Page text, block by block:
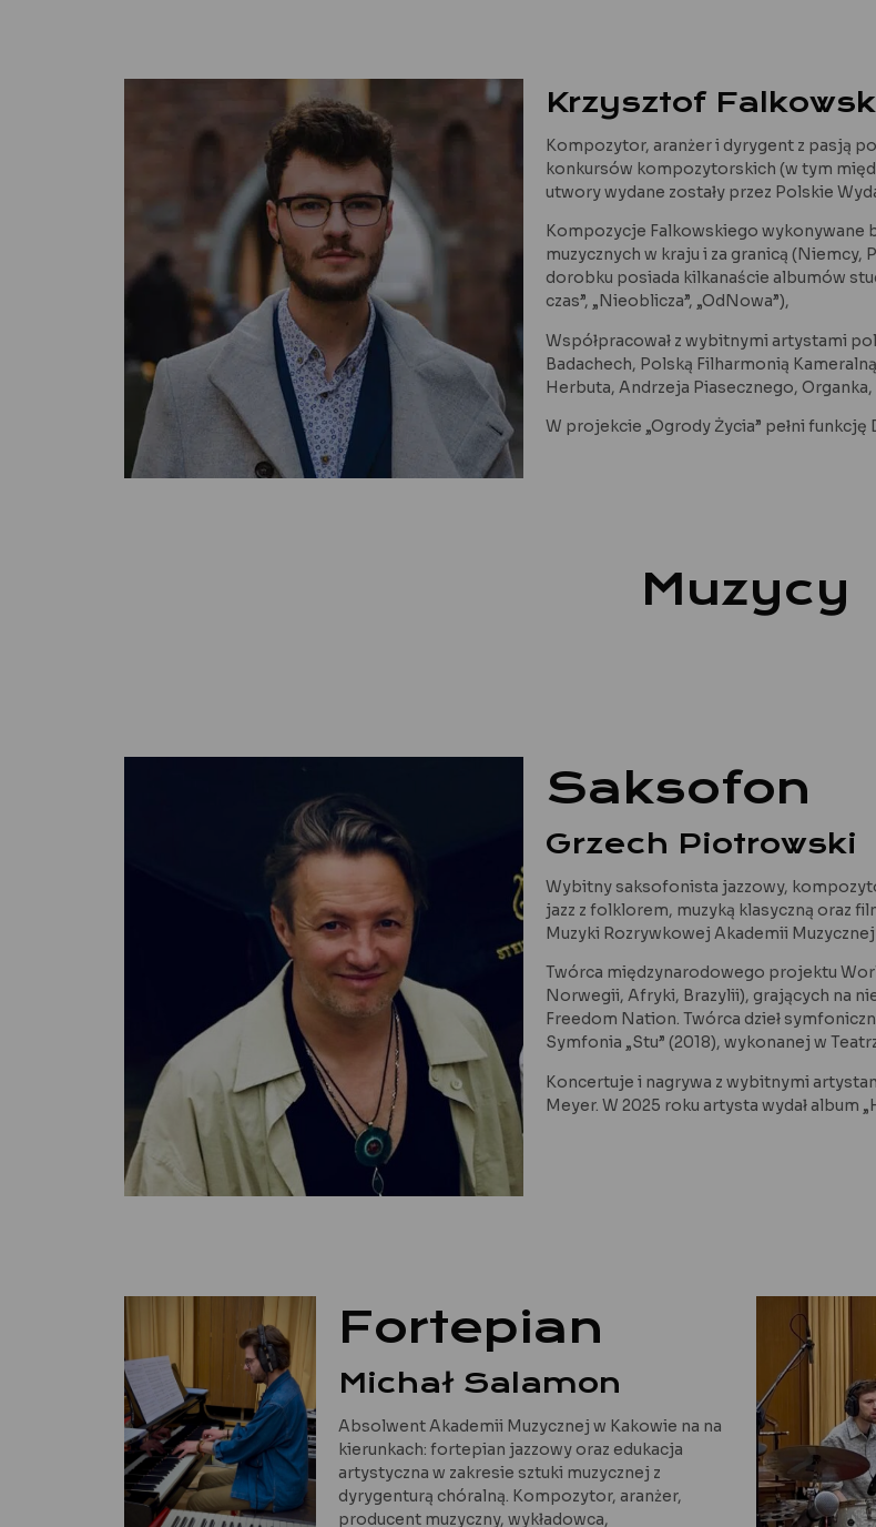
Krzysztof
Kompozytor, aranżer i dyrygent z pasją
konkursów kompozytorskich (w tym
utwory wydane zostały przez Polskie
Kompozycje Falkowskiego wykonywane
muzycznych w kraju i za granicą (Niemcy,
dorobku posiada kilkanaście albumów
czas”, „Nieoblicza”, „OdNowa”),
Współpracował z wybitnymi artystami
Badachech, Polską Filharmonią
Herbuta, Andrzeja Piasecznego,
W projekcie „Ogrody Życia” pełni
Muzycy
Saksofon
Grzech Piotrowski
Wybitny saksofonista jazzowy,
jazz z folklorem, muzyką klasyczną oraz
Muzyki Rozrywkowej Akademii
Twórca międzynarodowego projektu
Norwegii, Afryki, Brazylii), grających na
Freedom Nation. Twórca dzieł
Symfonia „Stu” (2018), wykonanej w
Koncertuje i nagrywa z wybitnymi
Meyer. W 2025 roku artysta wydał album
Fortepian
Michał Salamon
Absolwent Akademii Muzycznej w Kakowie na na
kierunkach: fortepian jazzowy oraz edukacja
artystyczna w zakresie sztuki muzycznej z
dyrygenturą chóralną. Kompozytor, aranżer,
producent muzyczny, wykładowca,